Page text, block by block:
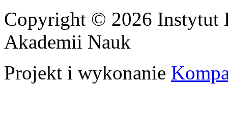
Copyright © 2026 Instytut
Akademii Nauk
Projekt i wykonanie